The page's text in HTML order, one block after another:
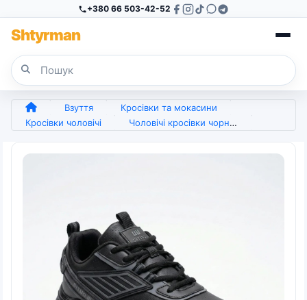
+380 66 503-42-52
Shtyrman
Взуття
Кросівки та мокасини
Кросівки чоловічі
Чоловічі кросівки чорні еко-шкіра демісезонні Situo весна-осінь (р. 41-45) (арт. 5905)